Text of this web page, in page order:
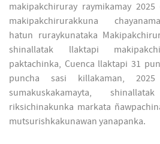
makipakchiruray raymikamay 2025
makipakchirurakkuna
hatun ruraykunataka
shinallatak llaktapi
paktachinka, Cuenca llaktapi 31
puncha sasi killakaman, 2025
sumakuskakamayta,
riksichinakunka markata
mutsurishkakunawan yanapanka.